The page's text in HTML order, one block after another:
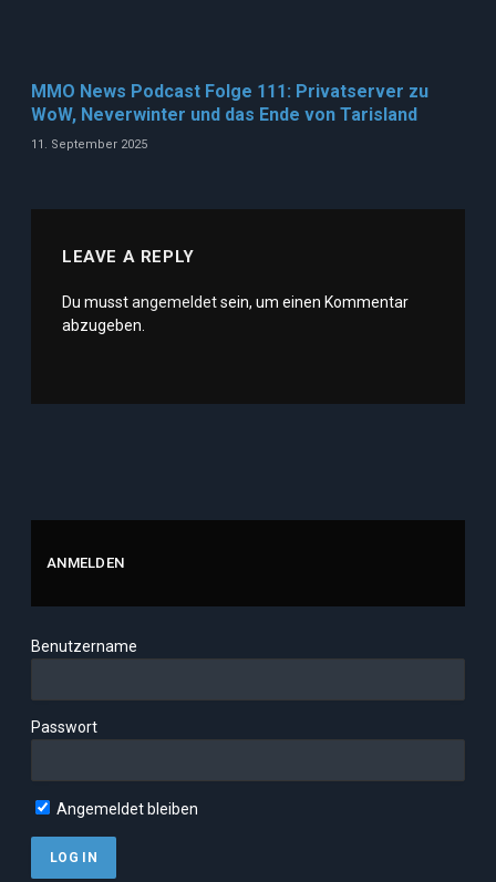
MMO News Podcast Folge 111: Privatserver zu
WoW, Neverwinter und das Ende von Tarisland
11. September 2025
LEAVE A REPLY
Du musstangemeldetsein, um einen Kommentar
abzugeben.
ANMELDEN
Benutzername
Passwort
Angemeldet bleiben